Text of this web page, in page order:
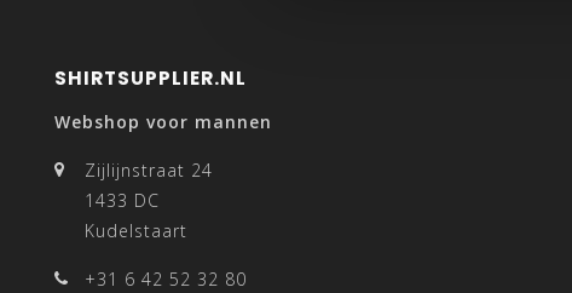
SHIRTSUPPLIER.NL
Webshop voor mannen
Zijlijnstraat 24
1433 DC
Kudelstaart
+31 6 42 52 32 80